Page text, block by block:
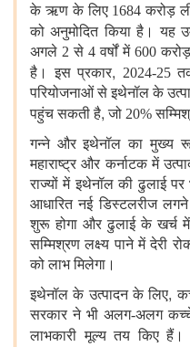
के ऋण के लिए 1684 करोड़
को अनुमोदित किया है। यह
अगले 2 से 4 वर्षों में 600
है। इस प्रकार, 2024-25
परियोजनाओं से इथेनॉल के
पहुंच सकती है,जो 20%
गन्ने और इथेनॉल का मुख्य
महाराष्ट्र और कर्नाटक में
राज्यों में इथेनॉल की ढुलाई
आधारित नई डिस्टलरीज
शुरू होगा और ढुलाई के खर्च
सम्मिश्रण लक्ष्य पाने में देरी
को लाभ मिलेगा।
इथेनॉल के उत्पादन के लिए,
सरकार ने भी अलग-अलग
लाभकारी मूल्य तय किए